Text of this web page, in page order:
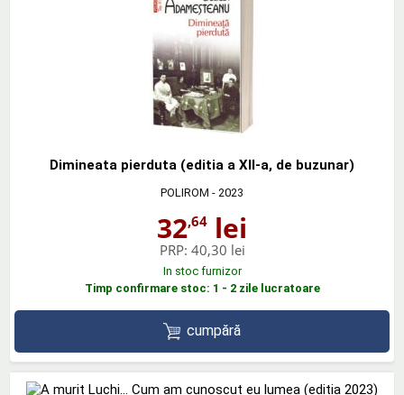
Dimineata pierduta (editia a XII-a, de buzunar)
POLIROM - 2023
32,64 lei
PRP: 40,30 lei
In stoc furnizor
Timp confirmare stoc: 1 - 2 zile lucratoare
cumpără